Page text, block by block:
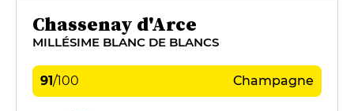
Chassenay d'Arce
MILLÉSIME BLANC DE BLANCS
91/100 Champagne